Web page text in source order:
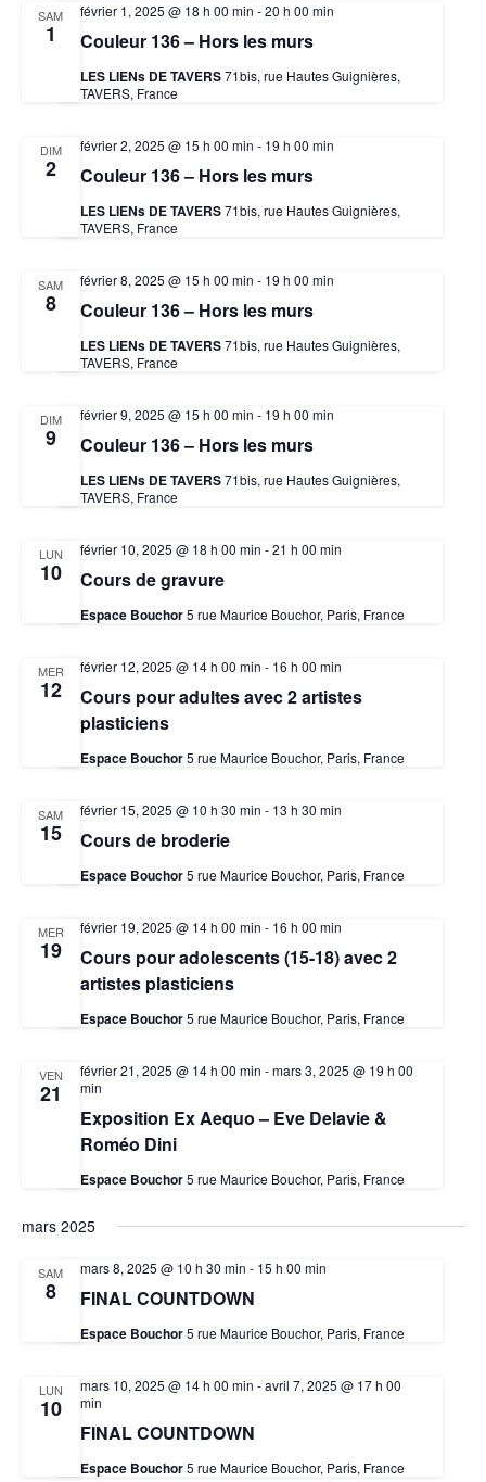
SAM
1 Couleur 136 – Hors les murs
février 1, 2025 @ 18 h 00 min -20 h 00 min
LES LIENs DE TAVERS71bis, rue Hautes Guignières,
TAVERS, France
DIM
2 Couleur 136 – Hors les murs
février 2, 2025 @ 15 h 00 min - 19 h 00 min
LES LIENs DE TAVERS71bis, rue Hautes Guignières,
TAVERS, France
SAM
8 Couleur 136 – Hors les murs
février 8, 2025 @ 15 h 00 min - 19 h 00 min
LES LIENs DE TAVERS71bis, rue Hautes Guignières,
TAVERS, France
DIM
9 Couleur 136 – Hors les murs
février 9, 2025 @ 15 h 00 min - 19 h 00 min
LES LIENs DE TAVERS71bis, rue Hautes Guignières,
TAVERS, France
LUN
10 Cours de gravure
février 10, 2025 @ 18 h 00 min -21 h 00 min
Espace Bouchor5 rue Maurice Bouchor, Paris, France
MER
12
Cours pour adultes avec 2 artistes
plasticiens
février 12, 2025 @ 14 h 00 min - 16 h 00 min
Espace Bouchor5 rue Maurice Bouchor, Paris, France
SAM
15 Cours de broderie
février 15, 2025 @ 10 h 30 min - 13 h 30 min
Espace Bouchor5 rue Maurice Bouchor, Paris, France
MER
19
Cours pour adolescents (15-18) avec 2
artistes plasticiens
février 19, 2025 @ 14 h 00 min - 16 h 00 min
Espace Bouchor5 rue Maurice Bouchor, Paris, France
VEN
21
Exposition Ex Aequo – Eve Delavie &
Roméo Dini
février 21, 2025 @ 14 h 00 min -mars 3, 2025 @ 19 h 00
min
Espace Bouchor5 rue Maurice Bouchor, Paris, France
mars 2025
SAM
8 FINAL COUNTDOWN
mars 8, 2025 @ 10 h 30 min - 15 h 00 min
Espace Bouchor5 rue Maurice Bouchor, Paris, France
LUN
10
FINAL COUNTDOWN
mars 10, 2025 @ 14 h 00 min -avril 7, 2025 @ 17 h 00
min
Espace Bouchor5 rue Maurice Bouchor, Paris, France